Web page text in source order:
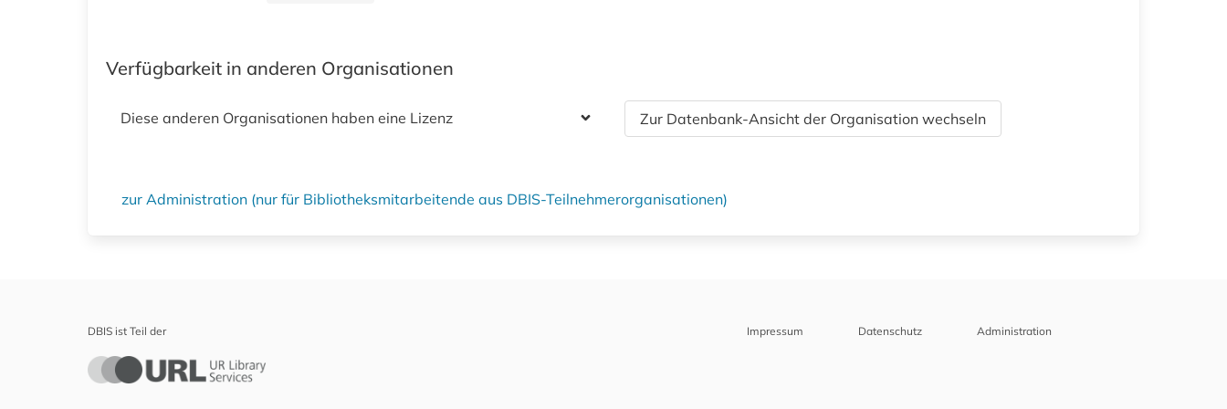
Verfügbarkeit in anderen Organisationen
Diese anderen Organisationen haben eine Lizenz Zur Datenbank-Ansicht der Organisation wechseln
zur Administration (nur für Bibliotheksmitarbeitende aus DBIS-Teilnehmerorganisationen)
DBIS ist Teil der Impressum Datenschutz Administration